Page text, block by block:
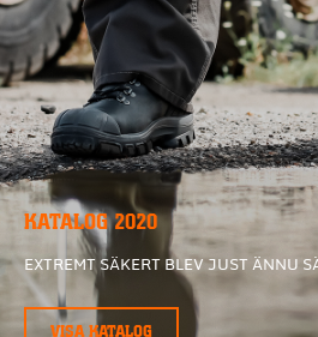
KATALOG 2020
EXTREMT SÄKERT BLEV JUST ÄNNU
VISA KATALOG